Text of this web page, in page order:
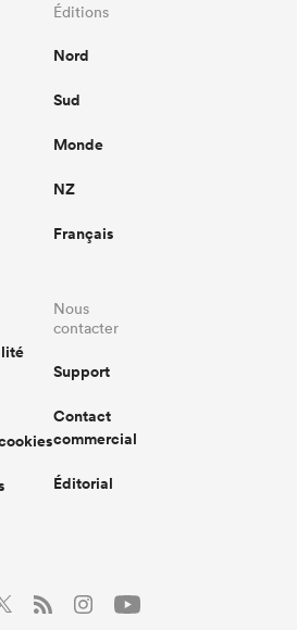
Éditions
Nord
Sud
Monde
NZ
Français
Nous
contacter
Support
Contact
commercial
Éditorial